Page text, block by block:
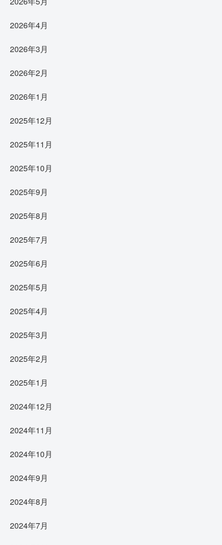
2026年4月
2026年3月
2026年2月
2026年1月
2025年12月
2025年11月
2025年10月
2025年9月
2025年8月
2025年7月
2025年6月
2025年5月
2025年4月
2025年3月
2025年2月
2025年1月
2024年12月
2024年11月
2024年10月
2024年9月
2024年8月
2024年7月